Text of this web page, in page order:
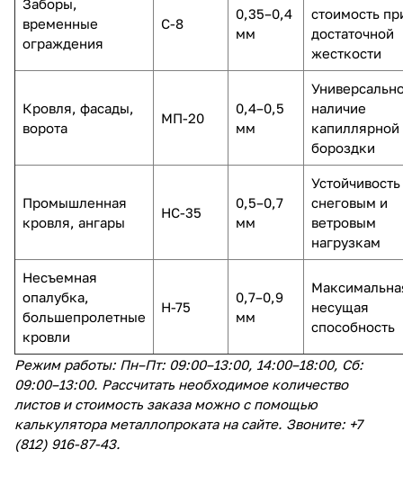
Заборы,
временные
ограждения
С-8
0,35–0,4
мм
стоимость
достаточной
жесткости
Кровля, фасады,
ворота
МП-20
0,4–0,5
мм
наличие
капиллярной
бороздки
Промышленная
кровля, ангары
НС-35
0,5–0,7
мм
снеговым и
ветровым
нагрузкам
Несъемная
опалубка,
большепролетные
кровли
Н-75
0,7–0,9
мм
несущая
способность
Режим работы: Пн–Пт: 09:00–13:00, 14:00–18:00, Сб:
09:00–13:00. Рассчитать необходимое количество
листов и стоимость заказа можно с помощью
калькулятора металлопроката на сайте. Звоните: +7
(812) 916-87-43.